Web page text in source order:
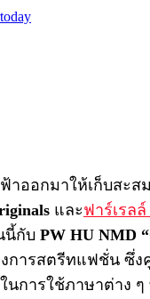
าออกมาให้เก็บสะส
และฟาร์เรล
นี้กับ PW HU NMD
การสตรีทแฟชั่น ซึ่ง
นการใช้ภาษาต่าง ๆ